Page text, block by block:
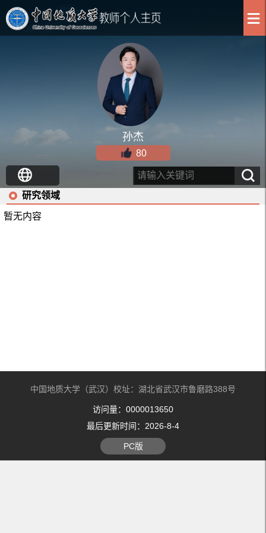
孙杰
80
研究领域
暂无内容
中国地质大学（武汉）校址：湖北省武汉市鲁磨路388号
访问量： 0000013650
最后更新时间： 2026-8-4
PC版